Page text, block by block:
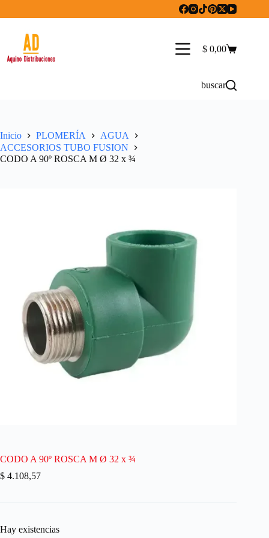
Carro
$ 0,00
buscar
Inicio PLOMERÍA
AGUA
ACCESORIOS TUBO FUSION
CODO A 90º ROSCA M Ø 32 x ¾
CODO A 90º ROSCA M Ø 32 x ¾
$ 4.108,57
Hay existencias